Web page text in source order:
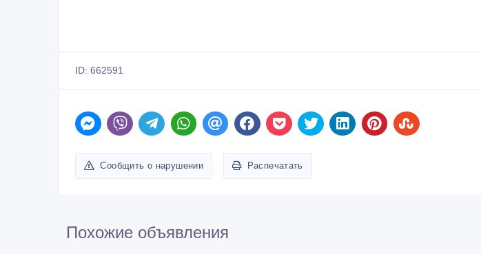
ID: 662591
Сообщить о нарушении Распечатать
Похожие объявления